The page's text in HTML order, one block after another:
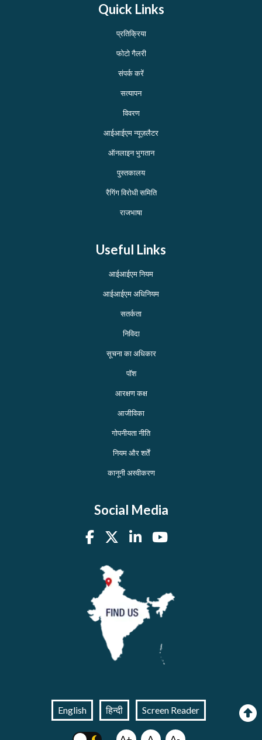
Quick Links
प्रतिक्रिया
फोटो गैलरी
संपर्क करें
सत्यापन
विवरण
आईआईएम न्यूज़लैटर
ऑनलाइन भुगतान
पुस्तकालय
रैगिंग विरोधी समिति
राजभाषा
Useful Links
आईआईएम नियम
आईआईएम अधिनियम
सतर्कता
निविदा
सूचना का अधिकार
पॉश
आरक्षण कक्ष
आजीविका
गोपनीयता नीति
नियम और शर्तें
कानूनी अस्वीकरण
Social Media
English हिन्दी Screen Reader